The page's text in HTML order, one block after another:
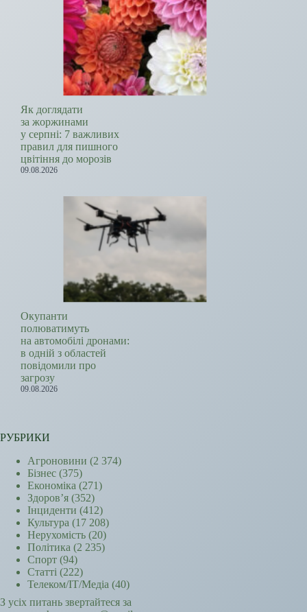
Як доглядати
за жоржинами
у серпні: 7 важливих
правил для пишного
цвітіння до морозів
09.08.2026
Окупанти
полюватимуть
на автомобілі дронами:
в одній з областей
повідомили про
загрозу
09.08.2026
РУБРИКИ
Агроновини (2 374)
Бізнес (375)
Економіка (271)
Здоров’я (352)
Інциденти (412)
Культура (17 208)
Нерухомість (20)
Політика (2 235)
Спорт (94)
Статті (222)
Телеком/ІТ/Медіа (40)
З усіх питань звертайтеся за